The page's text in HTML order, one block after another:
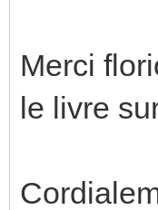
Merci
le livre